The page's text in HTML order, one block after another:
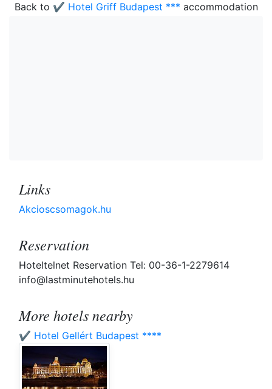
Back to ✔️ Hotel Griff Budapest *** accommodation
Links
Akcioscsomagok.hu
Reservation
Hoteltelnet Reservation Tel: 00-36-1-2279614
info@lastminutehotels.hu
More hotels nearby
✔️ Hotel Gellért Budapest ****